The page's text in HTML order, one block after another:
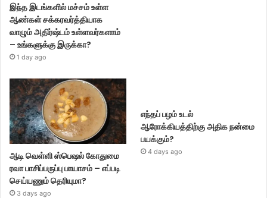
இந்த இடங்களில் மச்சம் உள்ள
ஆண்கள் சக்கரவர்த்தியாக
வாழும் அதிர்ஷ்டம் உள்ளவர்களாம்
– உங்களுக்கு இருக்கா?
1 day ago
ஆடி வெள்ளி ஸ்பெஷல் கோதுமை
ரவா பாசிப்பருப்பு பாயாசம் – எப்படி
செய்யணும் தெரியுமா?
3 days ago
எந்தப் பழம் உடல்
ஆரோக்கியத்திற்கு அதிக நன்மை
பயக்கும்?
4 days ago